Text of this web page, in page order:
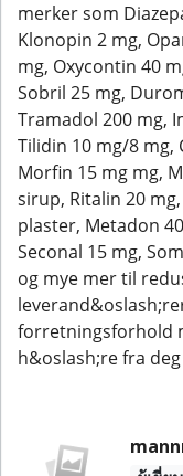
merker som
Klonopin 2 mg,
mg, Oxycontin 40
Sobril 25 mg,
Tramadol 200 mg,
Tilidin 10 mg/8 mg,
Morfin 15 mg mg,
sirup, Ritalin 20
plaster, Metadon
Seconal 15 mg,
og mye mer til
forretningsforhold
h&oslash;re fra